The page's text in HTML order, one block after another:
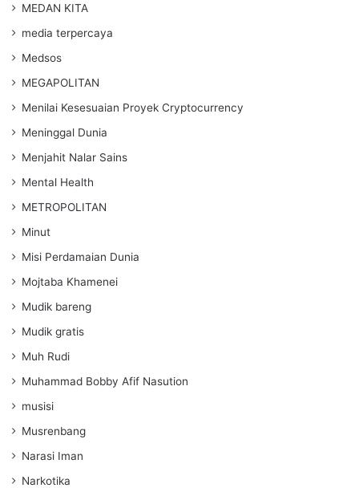
MEDAN KITA
media terpercaya
Medsos
MEGAPOLITAN
Menilai Kesesuaian Proyek Cryptocurrency
Meninggal Dunia
Menjahit Nalar Sains
Mental Health
METROPOLITAN
Minut
Misi Perdamaian Dunia
Mojtaba Khamenei
Mudik bareng
Mudik gratis
Muh Rudi
Muhammad Bobby Afif Nasution
musisi
Musrenbang
Narasi Iman
Narkotika